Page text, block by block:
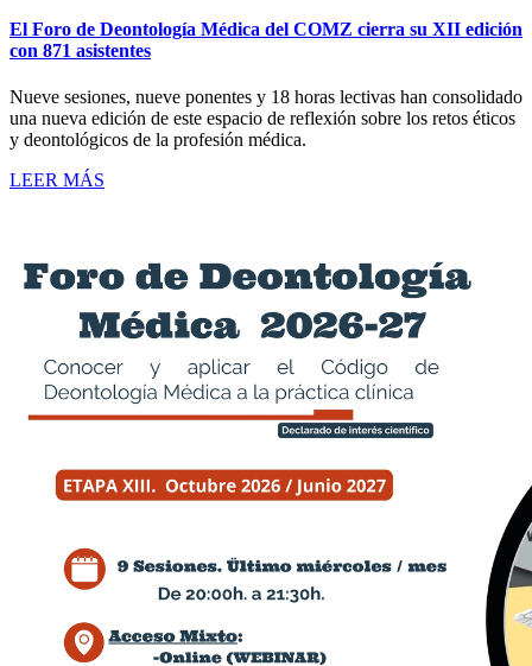
El Foro de Deontología Médica del COMZ cierra su XII edición
con 871 asistentes
Nueve sesiones, nueve ponentes y 18 horas lectivas han consolidado
una nueva edición de este espacio de reflexión sobre los retos éticos
y deontológicos de la profesión médica.
LEER MÁS